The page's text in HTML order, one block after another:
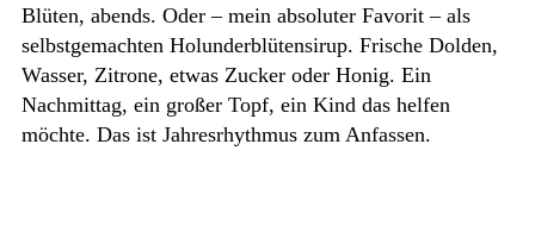
Blüten, abends. Oder – mein absoluter Favorit – als
selbstgemachten Holunderblütensirup. Frische Dolden,
Wasser, Zitrone, etwas Zucker oder Honig. Ein
Nachmittag, ein großer Topf, ein Kind das helfen
möchte. Das ist Jahresrhythmus zum Anfassen.